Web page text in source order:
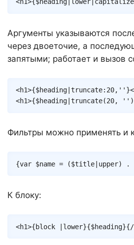
Аргументы указываются
через двоеточие, а
запятыми; работает и вызов
<h1>{$heading truncate: 20, '' }
<h1>{$heading truncate(20, '' )
Фильтры можно применять и
{var $name = ($title| upper) .
К блоку:
<h1>{block lower}{$heading}{/